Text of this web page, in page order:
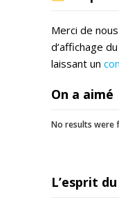
Merci de
d’affichage
laissant un
On a aimé
No results were
L’esprit